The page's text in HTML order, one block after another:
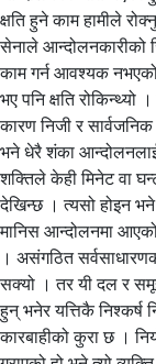
क्षति हुने काम हामीले
सेनाले आन्दोलनकारीको
काम गर्न आवश्यक
भए पनि क्षति रोकिन्थ्यो
कारण निजी र सार्वजनिक
भने धेरै शंका आन्दोलनलाई
शक्तिले केही मिनेट वा
देखिन्छ । त्यसो होइन
मानिस आन्दोलनमा आएको
। असंगठित
सक्यो । तर यी दल र
हुन् भनेर यत्तिकै
कारबाहीको कुरा छ ।